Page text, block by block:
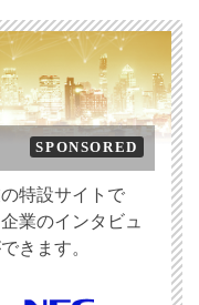
SPONSORED
特設サイトで
業のインタビュ
きます。